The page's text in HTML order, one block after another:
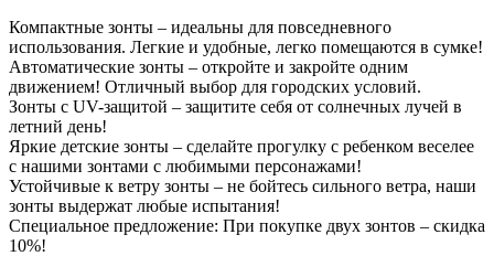
Компактные зонты – идеальны для повседневного
использования. Легкие и удобные, легко помещаются в сумке!
Автоматические зонты – откройте и закройте одним
движением! Отличный выбор для городских условий.
Зонты с UV-защитой – защитите себя от солнечных лучей в
летний день!
Яркие детские зонты – сделайте прогулку с ребенком веселее
с нашими зонтами с любимыми персонажами!
Устойчивые к ветру зонты – не бойтесь сильного ветра, наши
зонты выдержат любые испытания!
Специальное предложение: При покупке двух зонтов – скидка
10%!